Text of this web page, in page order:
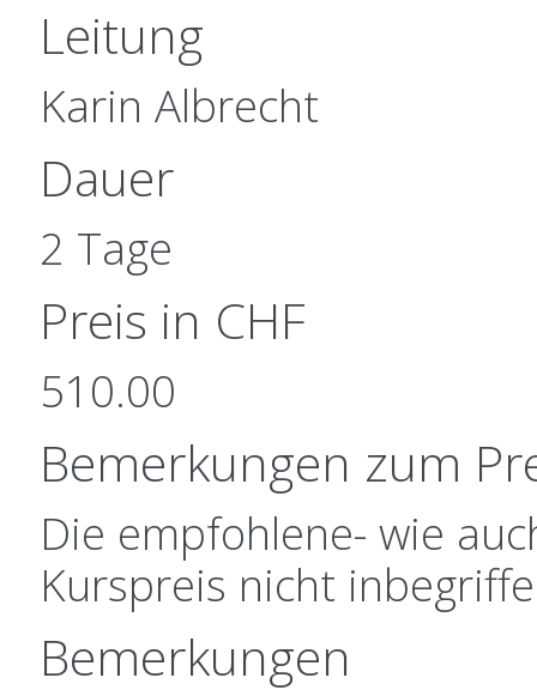
Leitung
Karin Albrecht
Dauer
2 Tage
Preis in CHF
510.00
Bemerkungen zum
Die empfohlene- wie
Kurspreis nicht
Bemerkungen